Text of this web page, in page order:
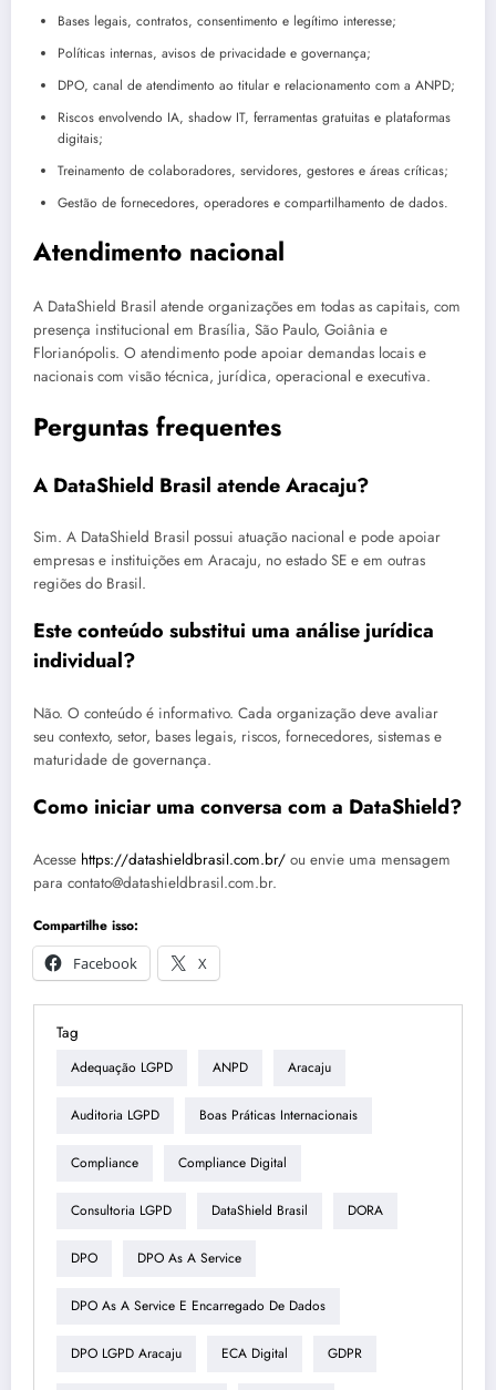
Bases legais, contratos, consentimento e legítimo interesse;
Políticas internas, avisos de privacidade e governança;
DPO, canal de atendimento ao titular e relacionamento com a ANPD;
Riscos envolvendo IA, shadow IT, ferramentas gratuitas e plataformas
digitais;
Treinamento de colaboradores, servidores, gestores e áreas críticas;
Gestão de fornecedores, operadores e compartilhamento de dados.
Atendimento nacional
A DataShield Brasil atende organizações em todas as capitais, com
presença institucional em Brasília, São Paulo, Goiânia e
Florianópolis. O atendimento pode apoiar demandas locais e
nacionais com visão técnica, jurídica, operacional e executiva.
Perguntas frequentes
A DataShield Brasil atende Aracaju?
Sim. A DataShield Brasil possui atuação nacional e pode apoiar
empresas e instituições em Aracaju, no estado SE e em outras
regiões do Brasil.
Este conteúdo substitui uma análise jurídica
individual?
Não. O conteúdo é informativo. Cada organização deve avaliar
seu contexto, setor, bases legais, riscos, fornecedores, sistemas e
maturidade de governança.
Como iniciar uma conversa com a DataShield?
Acesse https://datashieldbrasil.com.br/ ou envie uma mensagem
para contato@datashieldbrasil.com.br.
Compartilhe isso:
Facebook
X
Tag
Adequação LGPD ANPD Aracaju
Auditoria LGPD Boas Práticas Internacionais
Compliance Compliance Digital
Consultoria LGPD DataShield Brasil DORA
DPO DPO As A Service
DPO As A Service E Encarregado De Dados
DPO LGPD Aracaju ECA Digital GDPR